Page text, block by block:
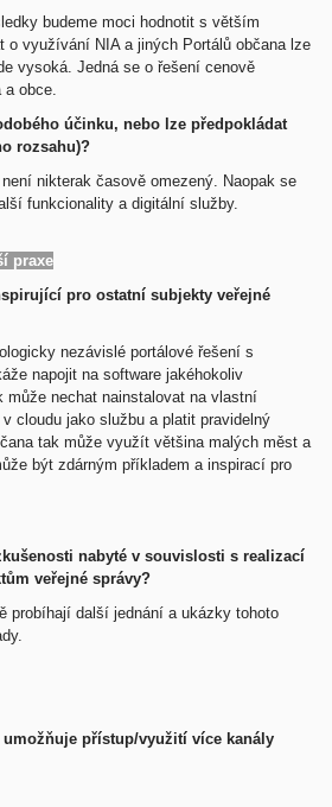
budeme moci hodnotit s větším
o využívání NIA a jiných Portálů občana lze
vysoká. Jedná se o řešení cenově
obce.
účinku, nebo lze předpokládat
rozsahu)?
nikterak časově omezený. Naopak se
funkcionality a digitální služby.
praxe
pro ostatní subjekty veřejné
nezávislé portálové řešení s
napojit na software jakéhokoliv
může nechat nainstalovat na vlastní
cloudu jako službu a platit pravidelný
tak může využít většina malých měst a
být zdárným příkladem a inspirací pro
nabyté v souvislosti s realizací
veřejné správy?
probíhají další jednání a ukázky tohoto
přístup/využití více kanály